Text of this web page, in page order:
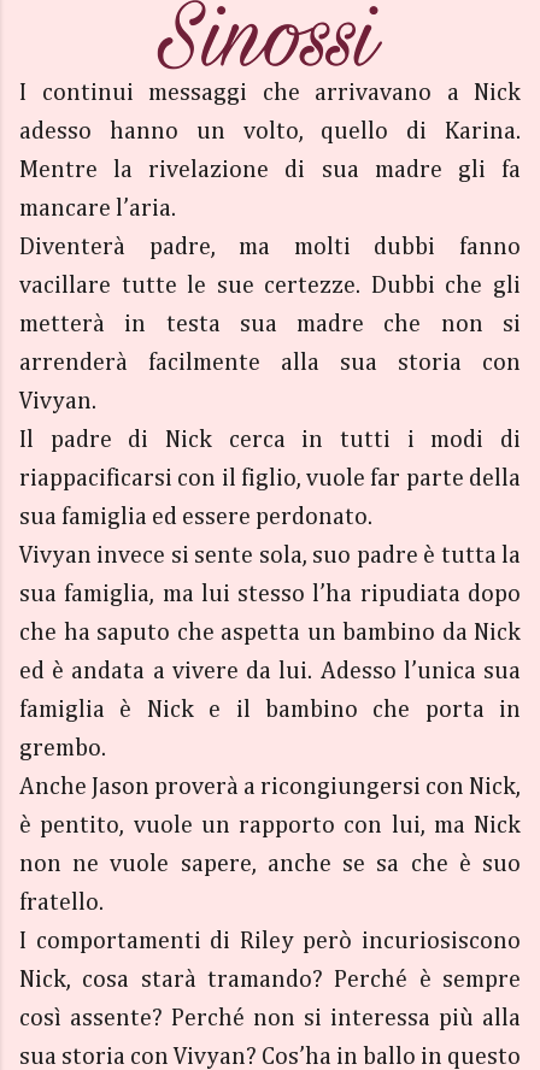
I continui messaggi che arrivavano a Nick
adesso hanno un volto, quello di Karina.
Mentre la rivelazione di sua madre gli fa
mancare l’aria.
Diventerà padre, ma molti dubbi fanno
vacillare tutte le sue certezze. Dubbi che gli
metterà in testa sua madre che non si
arrenderà facilmente alla sua storia con
Vivyan.
Il padre di Nick cerca in tutti i modi di
riappacificarsi con il figlio, vuole far parte della
sua famiglia ed essere perdonato.
Vivyan invece si sente sola, suo padre è tutta la
sua famiglia, ma lui stesso l’ha ripudiata dopo
che ha saputo che aspetta un bambino da Nick
ed è andata a vivere da lui. Adesso l’unica sua
famiglia è Nick e il bambino che porta in
grembo.
Anche Jason proverà a ricongiungersi con Nick,
è pentito, vuole un rapporto con lui, ma Nick
non ne vuole sapere, anche se sa che è suo
fratello.
I comportamenti di Riley però incuriosiscono
Nick, cosa starà tramando? Perché è sempre
così assente? Perché non si interessa più alla
sua storia con Vivyan? Cos’ha in ballo in questo